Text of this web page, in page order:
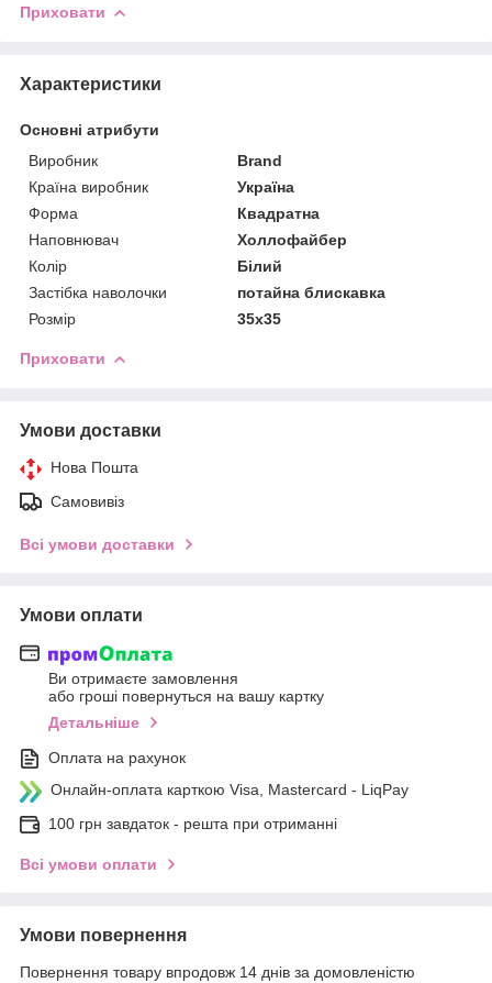
Приховати
Характеристики
Основні атрибути
Виробник
Brand
Країна виробник
Україна
Форма
Квадратна
Наповнювач
Холлофайбер
Колір
Білий
Застібка наволочки
потайна блискавка
Розмір
35x35
Приховати
Умови доставки
Нова Пошта
Самовивіз
Всі умови доставки
Умови оплати
Ви отримаєте замовлення
або гроші повернуться на вашу картку
Детальніше
Оплата на рахунок
Онлайн-оплата карткою Visa, Mastercard - LiqPay
100 грн завдаток - решта при отриманні
Всі умови оплати
Умови повернення
Повернення товару впродовж 14 днів за домовленістю